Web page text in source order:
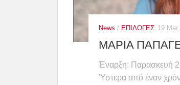
News / ΕΠΙΛΟΓΕΣ 19
ΜΑΡΙΑ
Έναρξη: Παρασκευή
Ύστερα από έναν